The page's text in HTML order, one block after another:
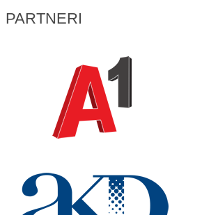
PARTNERI